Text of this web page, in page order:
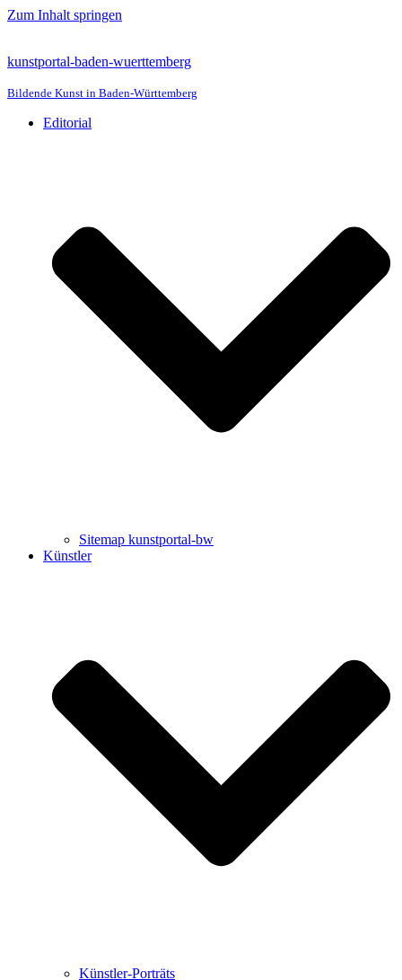
Zum Inhalt springen
kunstportal-baden-wuerttemberg
Bildende Kunst in Baden-Württemberg
Editorial
Sitemap kunstportal-bw
Künstler
Künstler-Porträts